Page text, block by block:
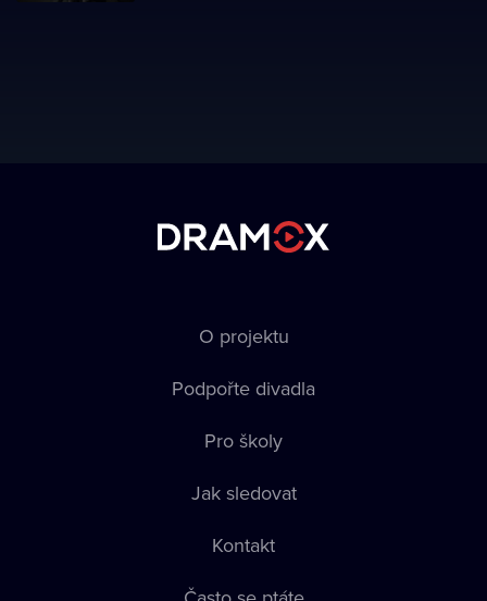
O projektu
Podpořte divadla
Pro školy
Jak sledovat
Kontakt